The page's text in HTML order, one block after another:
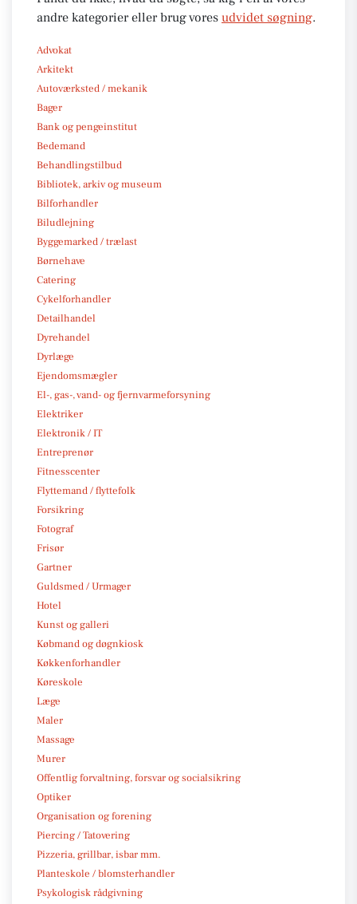
andre kategorier eller brug vores udvidet søgning.
Advokat
Arkitekt
Autoværksted / mekanik
Bager
Bank og pengeinstitut
Bedemand
Behandlingstilbud
Bibliotek, arkiv og museum
Bilforhandler
Biludlejning
Byggemarked / trælast
Børnehave
Catering
Cykelforhandler
Detailhandel
Dyrehandel
Dyrlæge
Ejendomsmægler
El-, gas-, vand- og fjernvarmeforsyning
Elektriker
Elektronik / IT
Entreprenør
Fitnesscenter
Flyttemand / flyttefolk
Forsikring
Fotograf
Frisør
Gartner
Guldsmed / Urmager
Hotel
Kunst og galleri
Købmand og døgnkiosk
Køkkenforhandler
Køreskole
Læge
Maler
Massage
Murer
Offentlig forvaltning, forsvar og socialsikring
Optiker
Organisation og forening
Piercing / Tatovering
Pizzeria, grillbar, isbar mm.
Planteskole / blomsterhandler
Psykologisk rådgivning